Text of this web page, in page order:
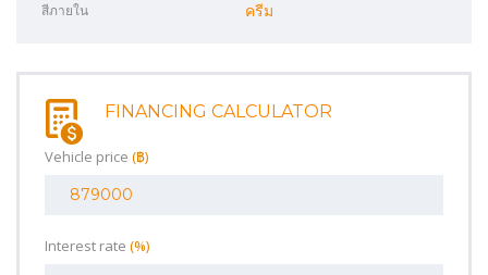
สีภายใน ครีม
FINANCING CALCULATOR
Vehicle price (‎฿)
Interest rate (%)